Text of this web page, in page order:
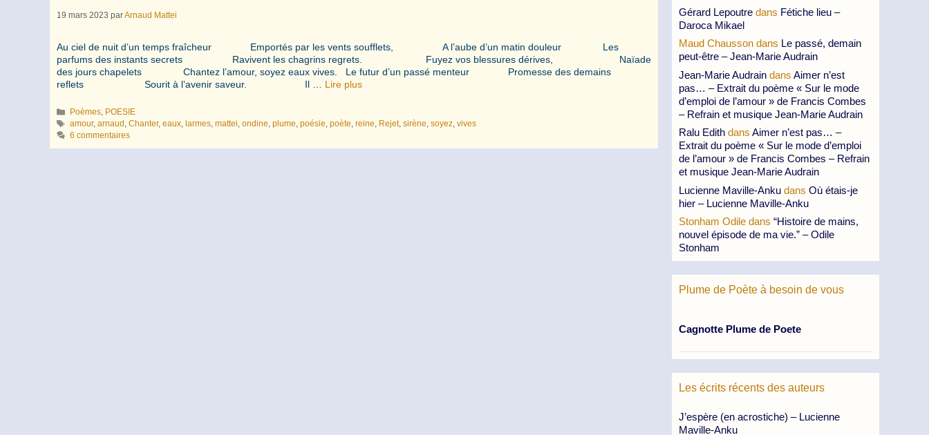
19 mars 2023 parArnaud Mattei
Au ciel de nuit d’un temps fraîcheur Emportés par les vents soufflets, A l’aube d’un matin douleur Les
parfums des instants secrets Ravivent les chagrins regrets. Fuyez vos blessures dérives, Naïade
des jours chapelets Chantez l’amour, soyez eaux vives. Le futur d’un passé menteur Promesse des demains
reflets Sourit à l’avenir saveur. Il … Lire plus
Catégories
Poèmes, POESIE
Étiquettes
amour,arnaud ,Chanter,eaux, larmes,mattei,ondine,plume,poésie,poète,reine, Rejet,sirène,soyez,vives
6 commentaires
Gérard Lepoutre dans Fétiche lieu –
Daroca Mikael
Maud Chausson dans Le passé, demain
peut-être – Jean-Marie Audrain
Jean-Marie Audrain dans Aimer n’est
pas… – Extrait du poème « Sur le mode
d’emploi de l’amour » de Francis Combes
– Refrain et musique Jean-Marie Audrain
Ralu Edith dans Aimer n’est pas… –
Extrait du poème « Sur le mode d’emploi
de l’amour » de Francis Combes – Refrain
et musique Jean-Marie Audrain
Lucienne Maville-Anku dans Où étais-je
hier – Lucienne Maville-Anku
Stonham Odile dans “Histoire de mains,
nouvel épisode de ma vie.” – Odile
Stonham
Plume de Poète à besoin de vous
Cagnotte Plume de Poete
Les écrits récents des auteurs
J’espère (en acrostiche) – Lucienne
Maville-Anku